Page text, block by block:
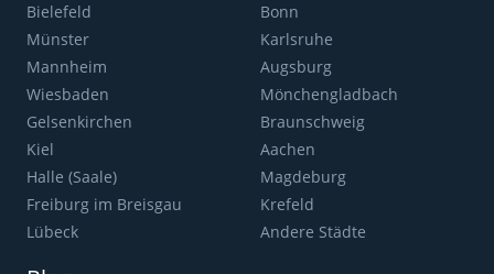
Bielefeld
Bonn
Münster
Karlsruhe
Mannheim
Augsburg
Wiesbaden
Mönchengladbach
Gelsenkirchen
Braunschweig
Kiel
Aachen
Halle (Saale)
Magdeburg
Freiburg im Breisgau
Krefeld
Lübeck
Andere Städte